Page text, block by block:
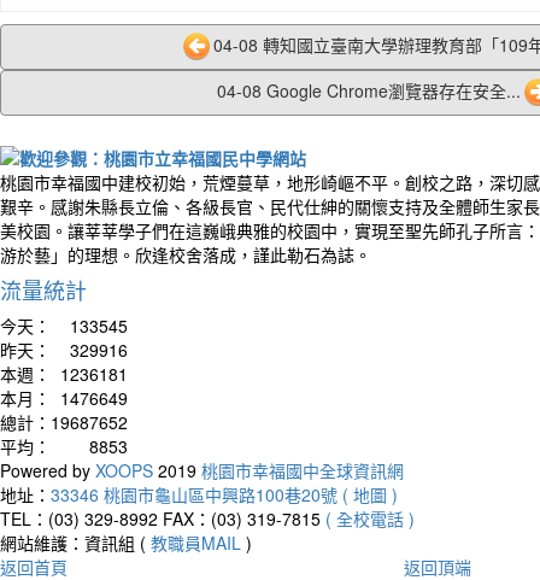
04-08 轉知國立臺南大學辦理教育部「109
04-08 Google Chrome瀏覽器存在安全...
桃園市幸福國中建校初始，荒煙蔓草，地形崎嶇不平。創校之路，深切
艱辛。感謝朱縣長立倫、各級長官、民代仕紳的關懷支持及全體師生家
美校園。讓莘莘學子們在這巍峨典雅的校園中，實現至聖先師孔子所言
游於藝」的理想。欣逢校舍落成，謹此勒石為誌。
流量統計
今天：
133545
昨天：
329916
本週：
1236181
本月：
1476649
總計： 19687652
平均：
8853
Powered by XOOPS 2019 桃園市幸福國中全球資訊網
地址： 33346 桃園市龜山區中興路100巷20號 ( 地圖 )
TEL：(03) 329-8992 FAX：(03) 319-7815 ( 全校電話 )
網站維護：資訊組 ( 教職員MAIL )
返回首頁
返回頂端